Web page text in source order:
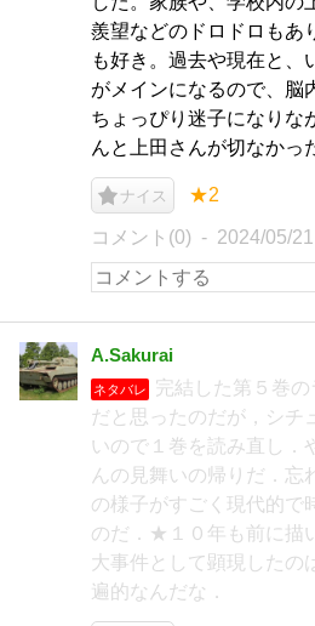
羨望などのドロドロもあ
も好き。過去や現在と、
がメインになるので、脳
ちょっぴり迷子になりな
んと上田さんが切なかっ
ナイス ★2
コメント(0) 2024/05/21
A.Sakurai
ネタバレ
完結した第５巻
だと思ったのだが，シチ
いので１巻を読み直し．
んの見舞いの帰りだ．忘
の様子がすごく現代的で
のだ．★１０年も前に描
大事件として顕現したの
遍的なんだな．